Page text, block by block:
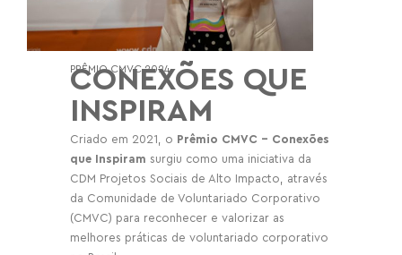
PRÊMIO CMVC 2024
CONEXÕES QUE
INSPIRAM
Criado em 2021, o Prêmio CMVC – Conexões
que Inspiram surgiu como uma iniciativa da
CDM Projetos Sociais de Alto Impacto, através
da Comunidade de Voluntariado Corporativo
(CMVC) para reconhecer e valorizar as
melhores práticas de voluntariado corporativo